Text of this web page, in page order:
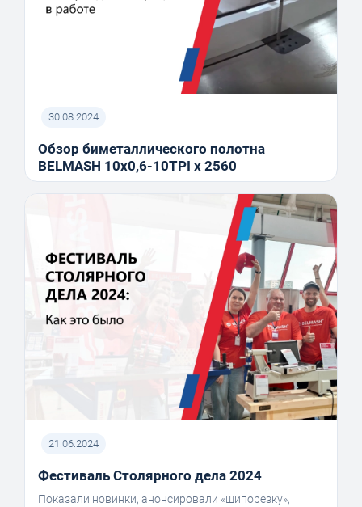
30.08.2024
Обзор биметаллического полотна
BELMASH 10x0,6-10TPI x 2560
21.06.2024
Фестиваль Столярного дела 2024
Показали новинки, анонсировали «шипорезку»,